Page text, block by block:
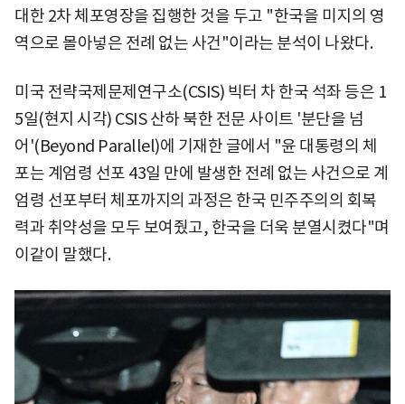
대한 2차 체포영장을 집행한 것을 두고 "한국을 미지의 영
역으로 몰아넣은 전례 없는 사건"이라는 분석이 나왔다.
미국 전략국제문제연구소(CSIS) 빅터 차 한국 석좌 등은 1
5일(현지 시각) CSIS 산하 북한 전문 사이트 '분단을 넘
어'(Beyond Parallel)에 기재한 글에서 "윤 대통령의 체
포는 계엄령 선포 43일 만에 발생한 전례 없는 사건으로 계
엄령 선포부터 체포까지의 과정은 한국 민주주의의 회복
력과 취약성을 모두 보여줬고, 한국을 더욱 분열시켰다"며
이같이 말했다.